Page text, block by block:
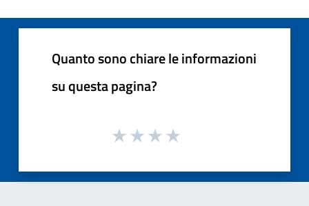
Quanto sono chiare le informazioni
su questa pagina?